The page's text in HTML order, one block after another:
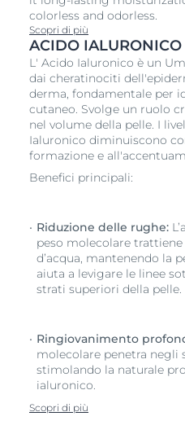
colorless and odorless.
Scopri di più
ACIDO IALURONICO
L' Acido Ialuronico è un
dai cheratinociti
derma, fondamentale per
cutaneo. Svolge un ruolo
nel volume della pelle. I
Ialuronico diminuiscono
formazione e
Benefici principali:
Riduzione delle rughe:
peso molecolare
d’acqua, mantenendo la
aiuta a levigare le linee
strati superiori della pelle.
Ringiovanimento
molecolare penetra negli
stimolando la naturale
ialuronico.
Scopri di più